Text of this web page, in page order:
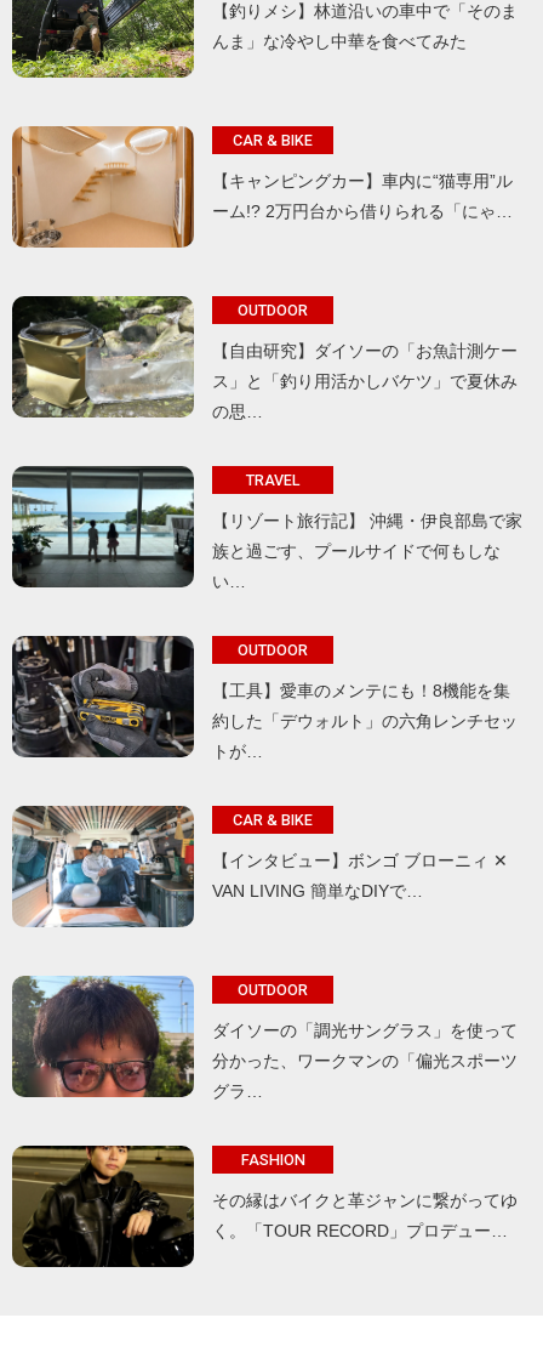
【釣りメシ】林道沿いの車中で「そのま
んま」な冷やし中華を食べてみた
CAR & BIKE
【キャンピングカー】車内に“猫専用”ル
ーム!? 2万円台から借りられる「にゃ…
OUTDOOR
【自由研究】ダイソーの「お魚計測ケー
ス」と「釣り用活かしバケツ」で夏休み
の思…
TRAVEL
【リゾート旅行記】 沖縄・伊良部島で家
族と過ごす、プールサイドで何もしな
い…
OUTDOOR
【工具】愛車のメンテにも！8機能を集
約した「デウォルト」の六角レンチセッ
トが…
CAR & BIKE
【インタビュー】ボンゴ ブローニィ ✕
VAN LIVING 簡単なDIYで…
OUTDOOR
ダイソーの「調光サングラス」を使って
分かった、ワークマンの「偏光スポーツ
グラ…
FASHION
その縁はバイクと革ジャンに繋がってゆ
く。「TOUR RECORD」プロデュー…